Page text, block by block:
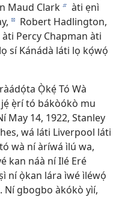
Maud Clarkb àti ẹnì
d Robert Hadlington,
àti Percy Chapman àti
sí Kánádà láti lọ kọ́wọ́
Ọ̀kẹ́ Tó Wà
jẹ́ ẹ̀rí tó bákòókò mu
14, 1922, Stanley
wá láti Liverpool láti
wà ní àríwá ìlú wa,
kan náà ní Ilé Eré
ní ọ̀kan lára ìwé ìléwọ́
Ní gbogbo àkókò yìí,